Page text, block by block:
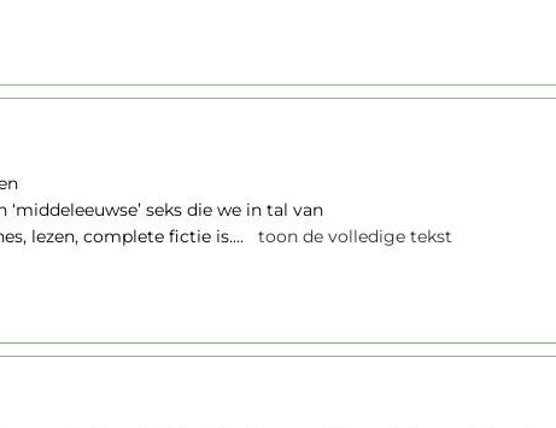
seks die we in tal van
lezen, complete fictie is....
toon de volledige tekst